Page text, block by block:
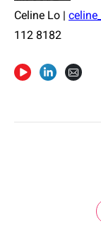
Celine Lo |
112 8182